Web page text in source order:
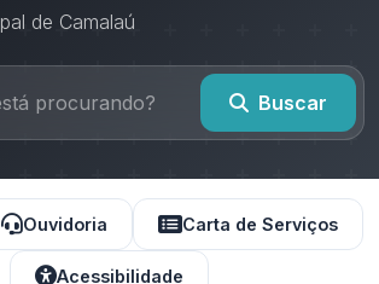
de Camalaú
Buscar
Ouvidoria Carta de Serviços
Acessibilidade